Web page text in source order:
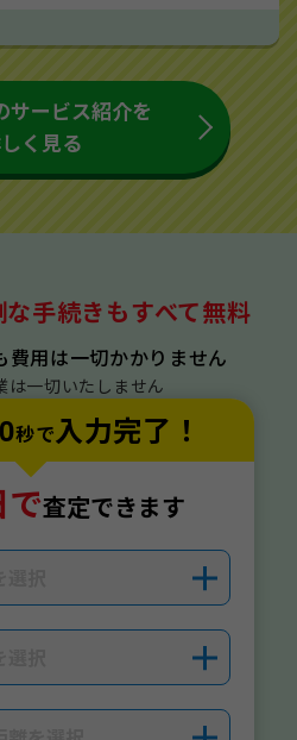
サービス紹介を
く見る
手続きもすべて無料
費用は一切かかりません
は一切いたしません
秒で入力完了！
査定できます
＋
＋